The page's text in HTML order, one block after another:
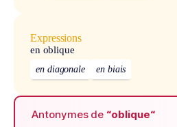
Expressions
en oblique
en diagonale en biais
Antonymes de “oblique“